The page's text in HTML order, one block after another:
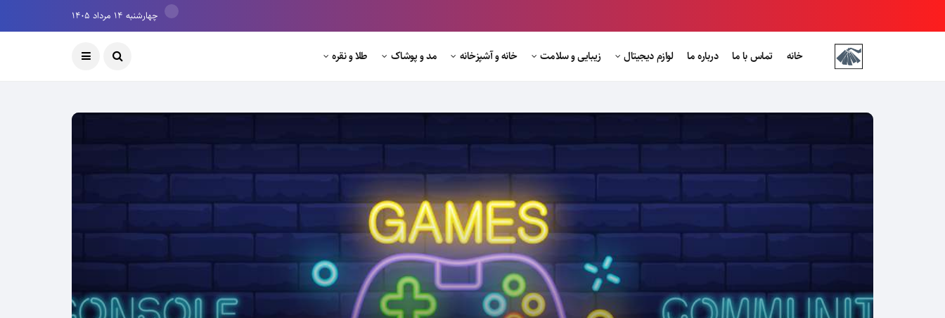
چهارشنبه ۱۴ مرداد ۱۴۰۵
خانه تماس با ما درباره ما لوازم دیجیتال زیبایی و سلامت خانه و آشپزخانه مد و پوشاک طلا و نقره